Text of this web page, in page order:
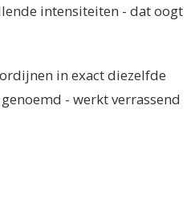
intensiteiten - dat oogt
in exact diezelfde
genoemd - werkt verrassend